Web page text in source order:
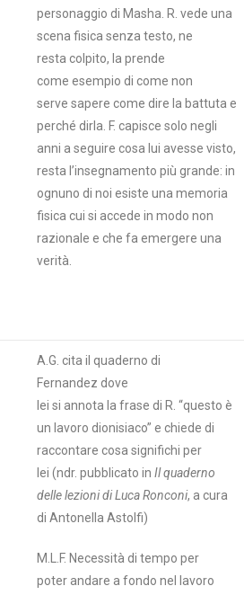
personaggio di Masha. R. vede una
scena fisica senza testo, ne
resta colpito, la prende
come esempio di come non
serve sapere come dire la battuta e
perché dirla. F. capisce solo negli
anni a seguire cosa lui avesse visto,
resta l’insegnamento più grande: in
ognuno di noi esiste una memoria
fisica cui si accede in modo non
razionale e che fa emergere una
verità.
A.G. cita il quaderno di
Fernandez dove
lei si annota la frase di R. “questo è
un lavoro dionisiaco” e chiede di
raccontare cosa significhi per
lei (ndr. pubblicato in Il quaderno
delle lezioni di Luca Ronconi, a cura
di Antonella Astolfi)
M.L.F. Necessità di tempo per
poter andare a fondo nel lavoro